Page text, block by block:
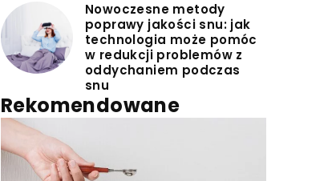
Nowoczesne metody
poprawy jakości snu: jak
technologia może pomóc
w redukcji problemów z
oddychaniem podczas
snu
Rekomendowane